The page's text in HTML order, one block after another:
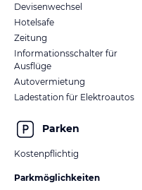
Devisenwechsel
Hotelsafe
Zeitung
Informationsschalter für
Ausflüge
Autovermietung
Ladestation für Elektroautos
Parken
Kostenpflichtig
Parkmöglichkeiten